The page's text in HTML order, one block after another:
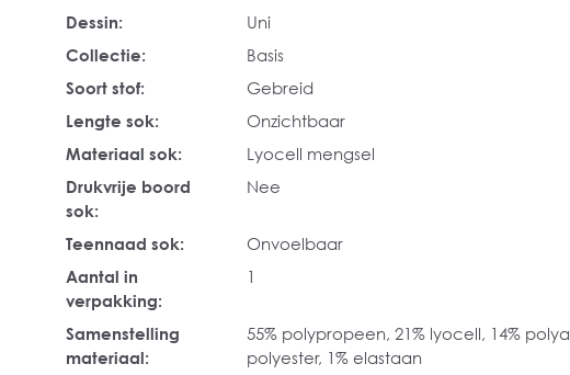
Dessin:
Uni
Collectie:
Basis
Soort stof:
Gebreid
Lengte sok:
Onzichtbaar
Materiaal sok:
Lyocell mengsel
Drukvrije boord
sok:
Nee
Teennaad sok:
Onvoelbaar
Aantal in
verpakking:
1
Samenstelling
materiaal:
55% polypropeen, 21% lyocell, 14%
polyester, 1% elastaan